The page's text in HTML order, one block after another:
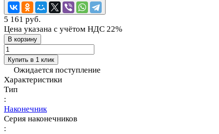
5 161 руб.
Цена указана с учётом НДС 22%
В корзину
Купить в 1 клик
Ожидается поступление
Характеристики
Тип
:
Наконечник
Серия наконечников
: